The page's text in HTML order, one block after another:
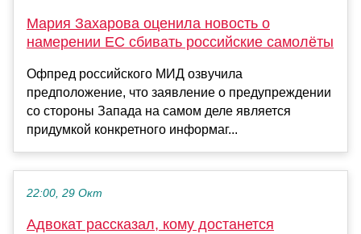
Мария Захарова оценила новость о
намерении ЕС сбивать российские самолёты
Офпред российского МИД озвучила
предположение, что заявление о предупреждении
со стороны Запада на самом деле является
придумкой конкретного информаг...
22:00, 29 Окт
Адвокат рассказал, кому достанется